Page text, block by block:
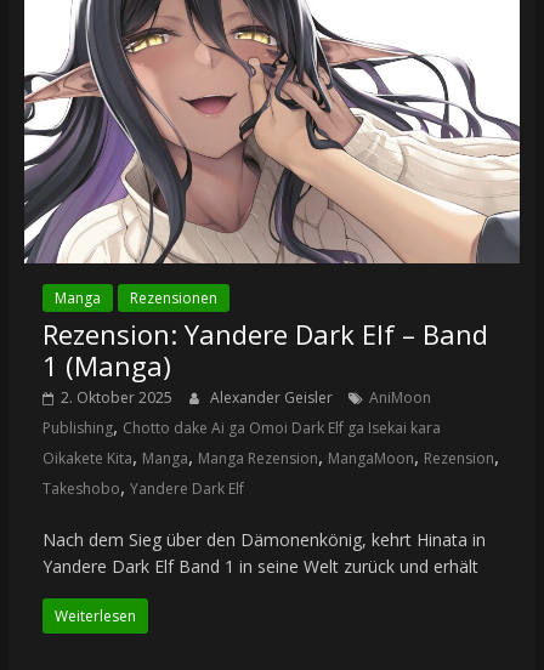
Manga Rezensionen
Rezension: Yandere Dark Elf – Band
1 (Manga)
2. Oktober 2025 Alexander Geisler
AniMoon
Publishing, Chotto dake Ai ga Omoi Dark Elf ga Isekai kara
Oikakete Kita, Manga, Manga Rezension, MangaMoon, Rezension,
Takeshobo, Yandere Dark Elf
Nach dem Sieg über den Dämonenkönig, kehrt Hinata in
Yandere Dark Elf Band 1 in seine Welt zurück und erhält
Weiterlesen